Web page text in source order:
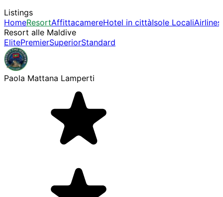
Listings
HomeResortAffittacamereHotel in cittàIsole LocaliAirlines
Resort alle Maldive
ElitePremierSuperiorStandard
Paola Mattana Lamperti